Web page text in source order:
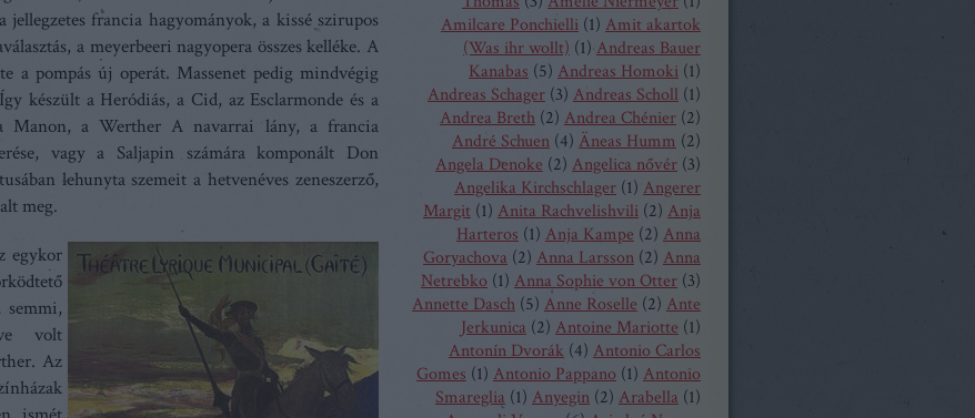
jellegzetes francia hagyományok, a kissé szirupos
a meyerbeeri nagyopera összes kelléke. A
a pompás új operát. Massenet pedig mindvégig
készült a Heródiás, a Cid, az Esclarmonde és a
Manon, a Werther A navarrai lány, a francia
vagy a Saljapin számára komponált Don
lehunyta szemeit a hetvenéves zeneszerző,
meg.
egykor
semmi,
volt
Az
Amilcare Ponchielli (1) Amit akartok
(Was ihr wollt) (1) Andreas Bauer
Kanabas (5) Andreas Homoki (1)
Andreas Schager (3) Andreas Scholl (1)
Andrea Breth (2) Andrea Chénier (2)
André Schuen (4) Äneas Humm (2)
Angela Denoke (2) Angelica nővér (3)
Angelika Kirchschlager (1) Angerer
Margit (1) Anita Rachvelishvili (2) Anja
Harteros (1) Anja Kampe (2) Anna
Goryachova (2) Anna Larsson (2) Anna
Netrebko (1) Anna Sophie von Otter (3)
Annette Dasch (5) Anne Roselle (2) Ante
Jerkunica (2) Antoine Mariotte (1)
Antonín Dvorák (4) Antonio Carlos
Gomes (1) Antonio Pappano (1) Antonio
Smareglia (1) Anyegin (2) Arabella (1)